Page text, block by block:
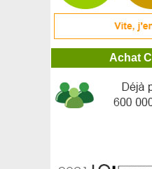
Achat
Bambou Semia. fastuosa
Bambou Semia. fastuosa
Bambou Semia. makinoi
Bambou Semia. okuboi
Bambou Semia.
Bananier nain chinois,
Bananier rouge d'Abyssinie